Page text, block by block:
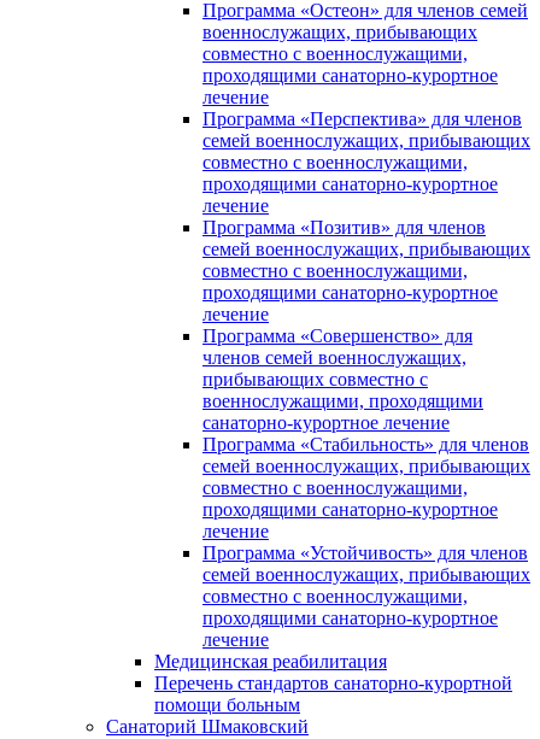
Программа «Остеон» для членов семей
военнослужащих, прибывающих
совместно с военнослужащими,
проходящими санаторно-курортное
лечение
Программа «Перспектива» для членов
семей военнослужащих, прибывающих
совместно с военнослужащими,
проходящими санаторно-курортное
лечение
Программа «Позитив» для членов
семей военнослужащих, прибывающих
совместно с военнослужащими,
проходящими санаторно-курортное
лечение
Программа «Совершенство» для
членов семей военнослужащих,
прибывающих совместно с
военнослужащими, проходящими
санаторно-курортное лечение
Программа «Стабильность» для членов
семей военнослужащих, прибывающих
совместно с военнослужащими,
проходящими санаторно-курортное
лечение
Программа «Устойчивость» для членов
семей военнослужащих, прибывающих
совместно с военнослужащими,
проходящими санаторно-курортное
лечение
Медицинская реабилитация
Перечень стандартов санаторно-курортной
помощи больным
Санаторий Шмаковский